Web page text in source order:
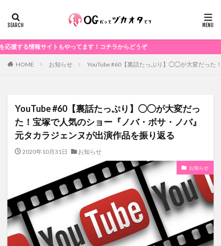
サイトもやってます！コチラからどうぞ
HOME お知らせ YouTube #60【裏話たっぷり】◯◯が大変だった
YouTube #60【裏話たっぷり】◯◯が大変だっ
た！宝塚で人気のショー『ノバ・ボサ・ノバ』
元タカラジェンヌが出演作品を振り返る
2020年10月31日 お知らせ
お知らせ